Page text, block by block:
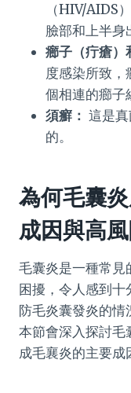
（HIV/AIDS
臉部和上半身
癤子（疔瘡）
度感染所致，
個相連的癤子
須癬： 這是
的。
為何毛囊
成因與高
毛囊炎是一種常見
困擾，令人感到
防毛炎囊發炎的情
本節會深入探討毛
成毛襄炎的主要成